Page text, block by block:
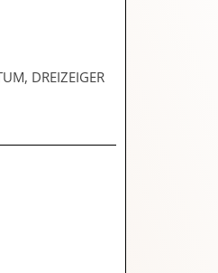
DREIZEIGER